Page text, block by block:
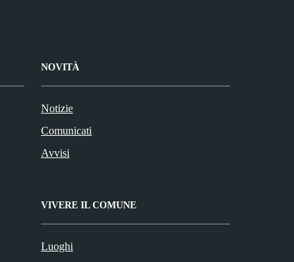
NOVITÀ
Notizie
Comunicati
Avvisi
VIVERE IL COMUNE
Luoghi